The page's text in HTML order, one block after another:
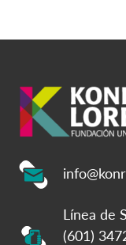
Línea de
(601)